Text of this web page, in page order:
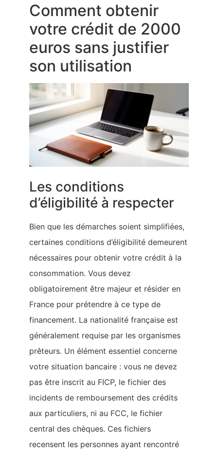
Comment obtenir
votre crédit de 2000
euros sans justifier
son utilisation
Les conditions
d’éligibilité à respecter
Bien que les démarches soient simplifiées,
certaines conditions d’éligibilité demeurent
nécessaires pour obtenir votre crédit à la
consommation. Vous devez
obligatoirement être majeur et résider en
France pour prétendre à ce type de
financement. La nationalité française est
généralement requise par les organismes
prêteurs. Un élément essentiel concerne
votre situation bancaire : vous ne devez
pas être inscrit au FICP, le fichier des
incidents de remboursement des crédits
aux particuliers, ni au FCC, le fichier
central des chèques. Ces fichiers
recensent les personnes ayant rencontré